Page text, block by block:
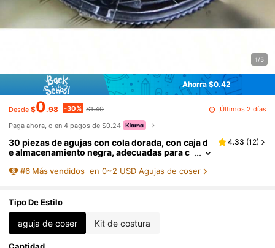
1/5
Ahorra $0.42
Desde $0.98 -30% $1.40
¡Últimos 2 días
Paga ahora, o en 4 pagos de $0.24
30 piezas de agujas con cola dorada, con caja d
e almacenamiento negra, adecuadas para c
atorio
4.33 (12)
#6 Más vendidos en 0~2 USD Agujas de coser
Tipo De Estilo
aguja de coser Kit de costura